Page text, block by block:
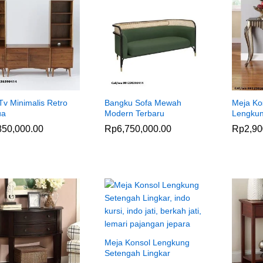
Minimalis Retro
Bangku Sofa Mewah
Modern Terbaru
Rp6,750,000.00
Rp6,750,000.00
Meja
Rp
Rp
Meja Konsol Lengkung
Setengah Lingkar